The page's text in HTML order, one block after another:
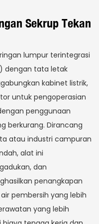
Sekrup Tekan
lumpur terintegrasi
dengan tata letak
kabinet listrik,
untuk pengoperasian
penggunaan
berkurang. Dirancang
atau industri campuran
alat ini
dan
penangkapan
pembersih yang lebih
yang lebih